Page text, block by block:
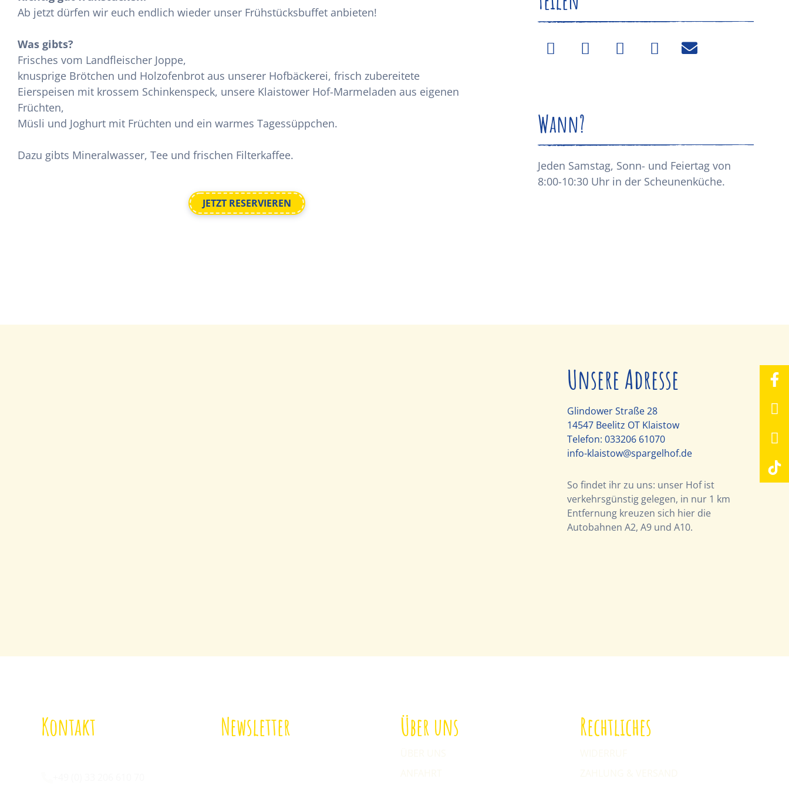
Ab jetzt dürfen wir euch endlich wieder unser Frühstücksbuffet anbieten!
Was gibts?
Frisches vom Landfleischer Joppe,
knusprige Brötchen und Holzofenbrot aus unserer Hofbäckerei, frisch zubereitete
Eierspeisen mit krossem Schinkenspeck, unsere Klaistower Hof-Marmeladen aus eigenen
Früchten,
Müsli und Joghurt mit Früchten und ein warmes Tagessüppchen.
Dazu gibts Mineralwasser, Tee und frischen Filterkaffee.
JETZT RESERVIEREN
Wann?
Jeden Samstag, Sonn- und Feiertag von
8:00-10:30 Uhr in der Scheunenküche.
Unsere Adresse
Glindower Straße 28
14547 Beelitz OT Klaistow
Telefon: 033206 61070
info-klaistow@spargelhof.de
So findet ihr zu uns: unser Hof ist
verkehrsgünstig gelegen, in nur 1 km
Entfernung kreuzen sich hier die
Autobahnen A2, A9 und A10.
Kontakt Newsletter Über uns Rechtliches